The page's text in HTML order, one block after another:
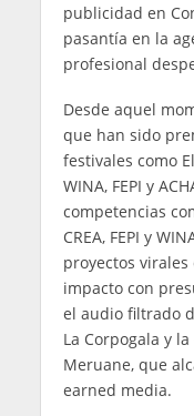
publicidad en
pasantía en la
profesional
Desde aquel
que han sido
festivales como
WINA, FEPI y
competencias
CREA, FEPI y
proyectos
impacto con
el audio filtrado
La Corpogala y
Meruane, que
earned media.